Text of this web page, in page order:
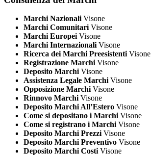
Marchi Nazionali Visone
Marchi Comunitari Visone
Marchi Europei Visone
Marchi Internazionali Visone
Ricerca dei Marchi Preesistenti Visone
Registrazione Marchi Visone
Deposito Marchi Visone
Assistenza Legale Marchi Visone
Opposizione Marchi Visone
Rinnovo Marchi Visone
Deposito Marchi All’Estero Visone
Come si depositano i Marchi Visone
Come si registrano i Marchi Visone
Deposito Marchi Prezzi Visone
Deposito Marchi Preventivo Visone
Deposito Marchi Costi Visone